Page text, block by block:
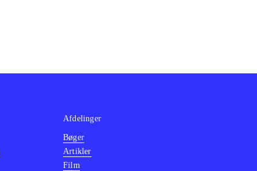
Afdelinger
Bøger
Artikler
Film